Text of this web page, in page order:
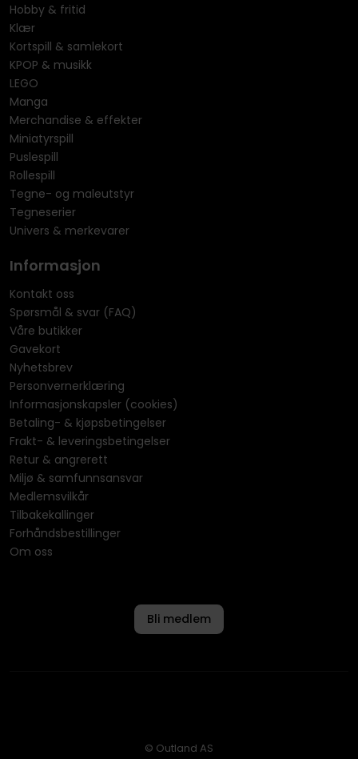
Hobby & fritid
Klær
Kortspill & samlekort
KPOP & musikk
LEGO
Manga
Merchandise & effekter
Miniatyrspill
Puslespill
Rollespill
Tegne- og maleutstyr
Tegneserier
Univers & merkevarer
Informasjon
Kontakt oss
Spørsmål & svar (FAQ)
Våre butikker
Gavekort
Nyhetsbrev
Personvernerklæring
Informasjonskapsler (cookies)
Betaling- & kjøpsbetingelser
Frakt- & leveringsbetingelser
Retur & angrerett
Miljø & samfunnsansvar
Medlemsvilkår
Tilbakekallinger
Forhåndsbestillinger
Om oss
Bli medlem
© Outland AS